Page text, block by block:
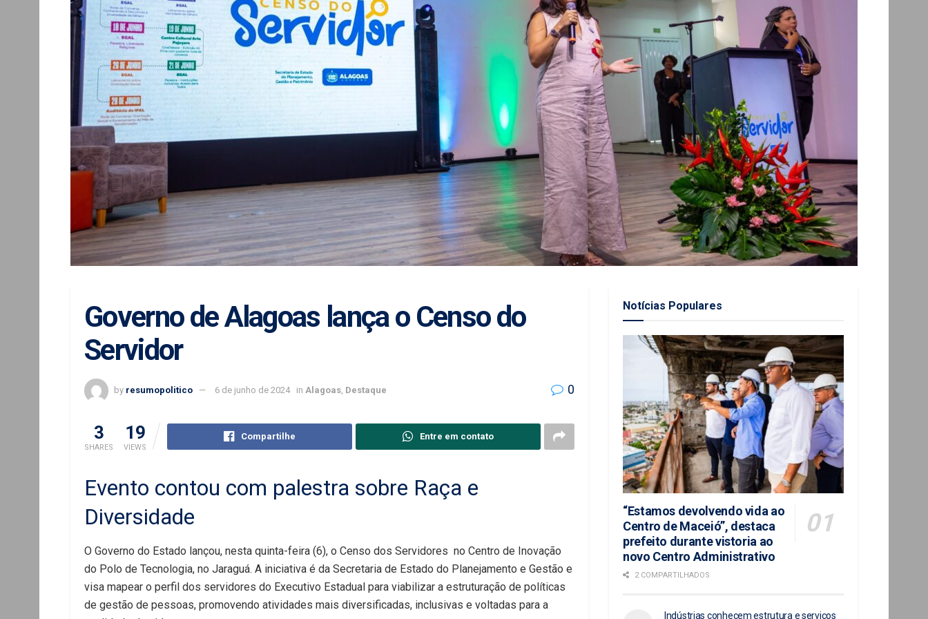
Governo de Alagoas lança o Censo do
Servidor
by resumopolitico 6 de junho de 2024 in Alagoas Destaque 0
3
SHARES
19
VIEWS
Compartilhe Entre em contato
Evento contou com palestra sobre Raça e
Diversidade
O Governo do Estado lançou, nesta quinta-feira (6), o Censo dos Servidores no Centro de Inovação
do Polo de Tecnologia, no Jaraguá. A iniciativa é da Secretaria de Estado do Planejamento e Gestão e
visa mapear o perfil dos servidores do Executivo Estadual para viabilizar a estruturação de políticas
de gestão de pessoas, promovendo atividades mais diversificadas, inclusivas e voltadas para a
Notícias Populares
“Estamos devolvendo vida ao
Centro de Maceió”, destaca
prefeito durante vistoria ao
novo Centro Administrativo
2 COMPARTILHADOS
Indústrias conhecem estrutura e serviços